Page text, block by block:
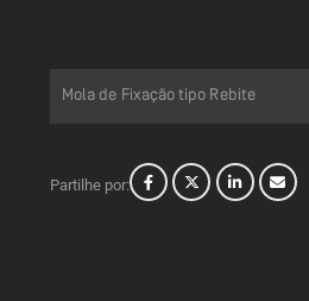
Mola de Fixação tipo Rebite
Partilhe por: